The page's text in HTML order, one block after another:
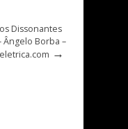
Dissonantes
Ângelo Borba –
→